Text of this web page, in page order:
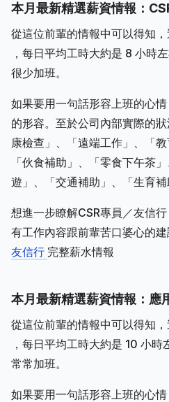
本月最新精選薪資情報：
從這位前輩的情報中可以得知
，每日平均工時大約是 8 小時
很少加班。
如果要用一句話形容上班的心
的形容。至於公司內部實際的
康檢查」、「遠端工作」、「教
「伙食補助」、「零食下午茶
遊」、「交通補助」、「生育補
想進一步瞭解CSR專員／友信
有工作內容跟前輩苦口婆心的
友信行 完整薪水情報
本月最新精選薪資情報：應
從這位前輩的情報中可以得知
，每日平均工時大約是 10 小
常常加班。
如果要用一句話形容上班的心